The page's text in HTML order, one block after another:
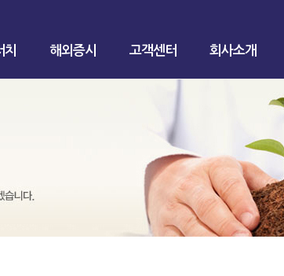
치 해외증시 고객센터 회사소개